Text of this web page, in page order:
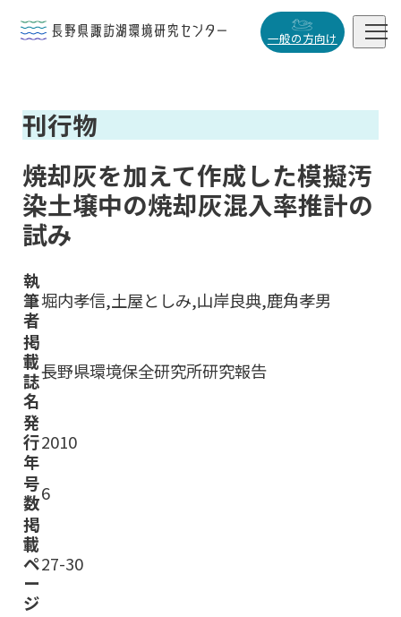
小 中 大


研究活動

データベース

一般の方向け 
刊行物
焼却灰を加えて作成した模擬汚
染土壌中の焼却灰混入率推計の
試み
執
筆
者
堀内孝信,土屋としみ,山岸良典,鹿角孝男
掲
載
誌
名
長野県環境保全研究所研究報告
発
行
年
2010
号
数6
掲
載
ペ
ー
ジ
27-30